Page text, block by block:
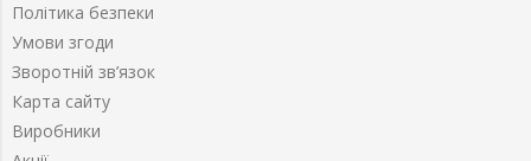
Політика безпеки
Умови згоди
Зворотній зв’язок
Карта сайту
Виробники